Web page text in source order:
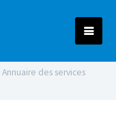
Annuaire des services